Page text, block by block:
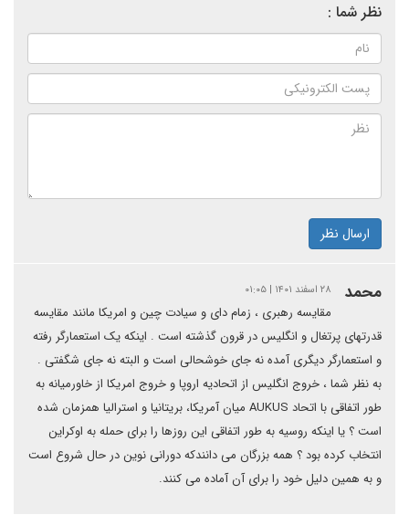
نظر شما :
ارسال نظر
محمد ۲۸ اسفند ۱۴۰۱ | ۰۱:۰۵
مقایسه رهبری ، زمام دای و سیادت چین و امریکا مانند مقایسه
قدرتهای پرتغال و انگلیس در قرون گذشته است . اینکه یک استعمارگر رفته
و استعمارگر دیگری آمده نه جای خوشحالی است و البته نه جای شگفتی .
به نظر شما ، خروج انگلیس از اتحادیه اروپا و خروج امریکا از خاورمیانه به
طور اتفاقی با اتحاد AUKUS میان آمریکا، بریتانیا و استرالیا همزمان شده
است ؟ یا اینکه روسیه به طور اتفاقی این روزها را برای حمله به اوکراین
انتخاب کرده بود ؟ همه بزرگان می دانندکه دورانی نوین در حال شروع است
و به همین دلیل خود را برای آن آماده می کنند.